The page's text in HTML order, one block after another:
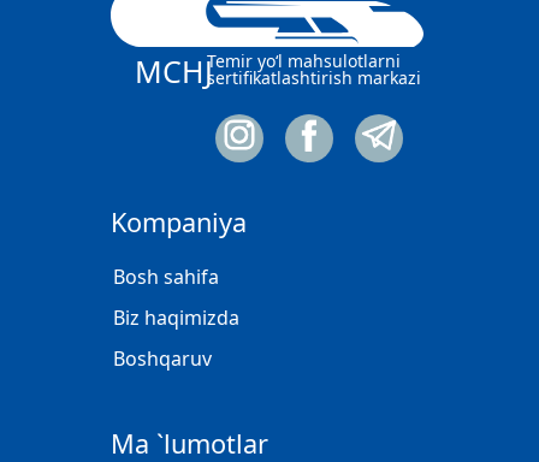
MCHJTemir yo‘l mahsulotlarni
sertifikatlashtirish markazi
Kompaniya
Bosh sahifa
Biz haqimizda
Boshqaruv
Ma `lumotlar